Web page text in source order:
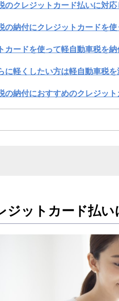
のクレジットカード払いに対
の納付にクレジットカードを使
カードを使って軽自動車税を
に軽くしたい方は軽自動車税
の納付におすすめのクレジッ
ジットカード払